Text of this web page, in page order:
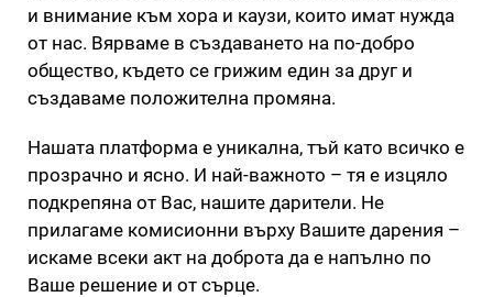
и внимание към хора и каузи, които имат нужда
от нас. Вярваме в създаването на по-добро
общество, където се грижим един за друг и
създаваме положителна промяна.
Нашата платформа е уникална, тъй като всичко е
прозрачно и ясно. И най-важното – тя е изцяло
подкрепяна от Вас, нашите дарители. Не
прилагаме комисионни върху Вашите дарения –
искаме всеки акт на доброта да е напълно по
Ваше решение и от сърце.